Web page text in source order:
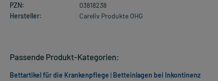
PZN:
03818238
Hersteller:
Careliv Produkte OHG
Passende Produkt-Kategorien:
Bettartikel für die Krankenpflege | Betteinlagen bei Inkontinenz